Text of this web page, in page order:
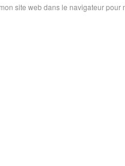
site web dans le navigateur pour